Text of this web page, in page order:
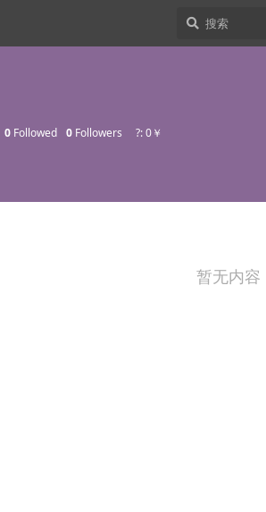
0 Followed 0 Followers ?: 0￥
暂无内容